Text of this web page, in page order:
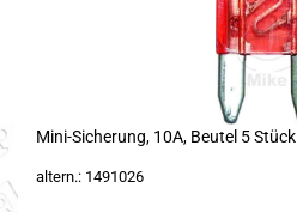
Mini-Sicherung, 10A, Beutel 5 Stück
altern.: 1491026